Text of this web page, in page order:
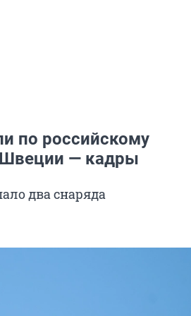
по российскому
Швеции — кадры
два снаряда